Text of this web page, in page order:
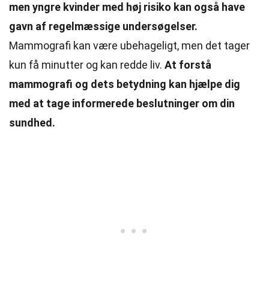
men yngre kvinder med høj risiko kan også have
gavn af regelmæssige undersøgelser.
Mammografi kan være ubehageligt, men det tager
kun få minutter og kan redde liv. At forstå
mammografi og dets betydning kan hjælpe dig
med at tage informerede beslutninger om din
sundhed.